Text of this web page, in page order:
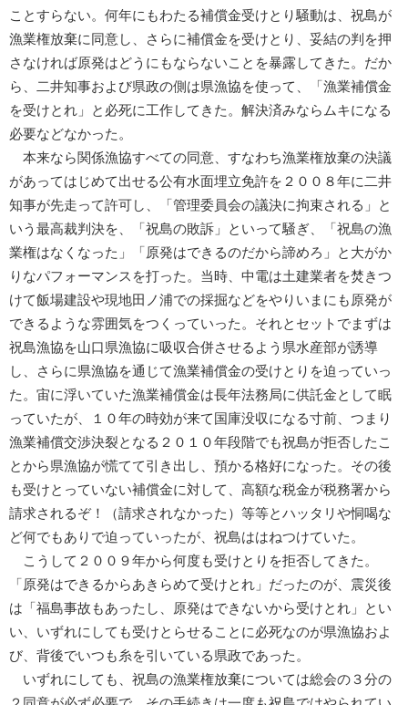
ことすらない。何年にもわたる補償金受けとり騒動は、祝島が
漁業権放棄に同意し、さらに補償金を受けとり、妥結の判を押
さなければ原発はどうにもならないことを暴露してきた。だか
ら、二井知事および県政の側は県漁協を使って、「漁業補償金
を受けとれ」と必死に工作してきた。解決済みならムキになる
必要などなかった。
本来なら関係漁協すべての同意、すなわち漁業権放棄の決議
があってはじめて出せる公有水面埋立免許を２００８年に二井
知事が先走って許可し、「管理委員会の議決に拘束される」と
いう最高裁判決を、「祝島の敗訴」といって騒ぎ、「祝島の漁
業権はなくなった」「原発はできるのだから諦めろ」と大がか
りなパフォーマンスを打った。当時、中電は土建業者を焚きつ
けて飯場建設や現地田ノ浦での採掘などをやりいまにも原発が
できるような雰囲気をつくっていった。それとセットでまずは
祝島漁協を山口県漁協に吸収合併させるよう県水産部が誘導
し、さらに県漁協を通じて漁業補償金の受けとりを迫っていっ
た。宙に浮いていた漁業補償金は長年法務局に供託金として眠
っていたが、１０年の時効が来て国庫没収になる寸前、つまり
漁業補償交渉決裂となる２０１０年段階でも祝島が拒否したこ
とから県漁協が慌てて引き出し、預かる格好になった。その後
も受けとっていない補償金に対して、高額な税金が税務署から
請求されるぞ！（請求されなかった）等等とハッタリや恫喝な
ど何でもありで迫っていったが、祝島ははねつけていた。
こうして２００９年から何度も受けとりを拒否してきた。
「原発はできるからあきらめて受けとれ」だったのが、震災後
は「福島事故もあったし、原発はできないから受けとれ」とい
い、いずれにしても受けとらせることに必死なのが県漁協およ
び、背後でいつも糸を引いている県政であった。
いずれにしても、祝島の漁業権放棄については総会の３分の